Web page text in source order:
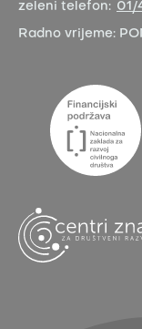
zeleni telefon: 01/
Radno vrijeme: